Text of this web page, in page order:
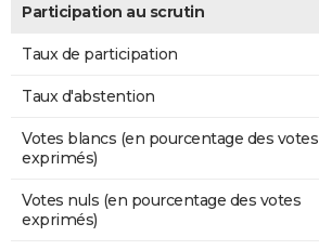
Participation au scrutin
Taux de participation
Taux d'abstention
Votes blancs (en pourcentage des votes
exprimés)
Votes nuls (en pourcentage des votes
exprimés)